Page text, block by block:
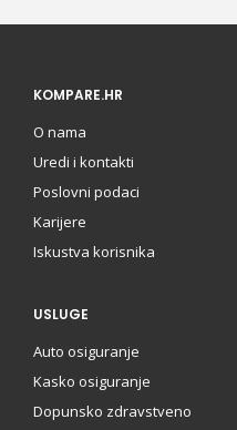
KOMPARE.HR
O nama
Uredi i kontakti
Poslovni podaci
Karijere
Iskustva korisnika
USLUGE
Auto osiguranje
Kasko osiguranje
Dopunsko zdravstveno